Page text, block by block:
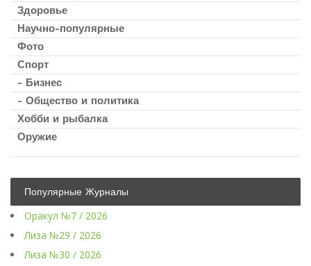
Здоровье
Научно-популярные
Фото
Спорт
- Бизнес
- Общество и политика
Хобби и рыбалка
Оружие
Популярные Журналы
Оракул №7 / 2026
Лиза №29 / 2026
Лиза №30 / 2026